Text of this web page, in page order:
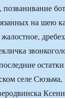
позванивание
на шею
жалостное,
селе Сюзьма,